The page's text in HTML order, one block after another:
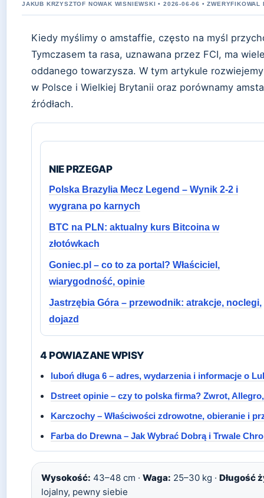
JAKUB KRZYSZTOF NOWAK WISNIEWSKI • 2026-06-06 •
Kiedy myślimy o amstaffie, często na myśl
Tymczasem ta rasa, uznawana przez FCI, ma
oddanego towarzysza. W tym artykule
w Polsce i Wielkiej Brytanii oraz porównamy
źródłach.
NIE PRZEGAP
Polska Brazylia Mecz Legend – Wynik 2-2 i
wygrana po karnych
BTC na PLN: aktualny kurs Bitcoina w
złotówkach
Goniec.pl – co to za portal? Właściciel,
wiarygodność, opinie
Jastrzębia Góra – przewodnik: atrakcje, noclegi,
dojazd
4 POWIAZANE WPISY
luboń długa 6 – adres, wydarzenia i informacje o
Dstreet opinie – czy to polska firma? Zwrot,
Karczochy – Właściwości zdrowotne, obieranie i
Farba do Drewna – Jak Wybrać Dobrą i Trwale
Wysokość: 43–48 cm · Waga: 25–30 kg · Długość
lojalny, pewny siebie